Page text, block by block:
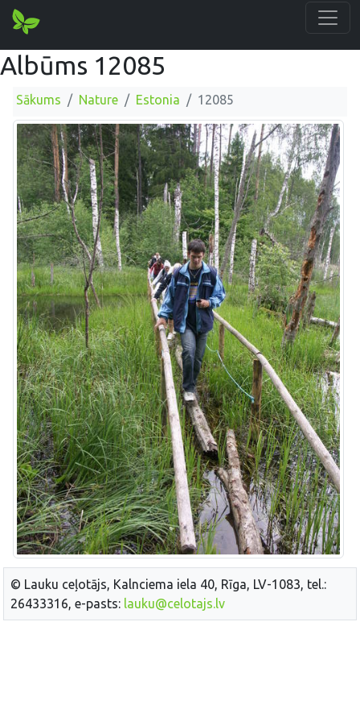
Albūms 12085
Sākums Nature Estonia 12085
© Lauku ceļotājs, Kalnciema iela 40, Rīga, LV-1083, tel.:
26433316, e-pasts: lauku@celotajs.lv